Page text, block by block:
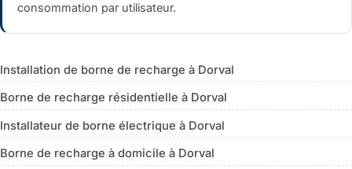
consommation par utilisateur.
Installation de borne de recharge à Dorval
Borne de recharge résidentielle à Dorval
Installateur de borne électrique à Dorval
Borne de recharge à domicile à Dorval